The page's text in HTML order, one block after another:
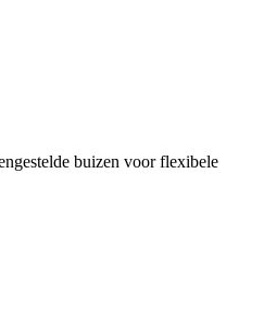
buizen voor flexibele